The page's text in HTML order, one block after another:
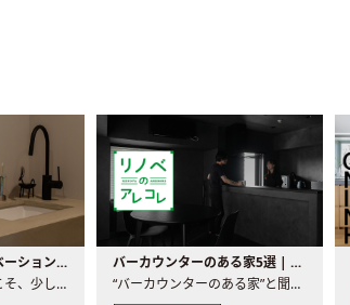
洗面所・洗面台リノベーションの事例と間取りアイデア
毎日使う場所だからこそ、少しの間取りの工夫や素材の選び方で..
バーカウンターのある家5選 | 日常に馴染む“距離の近い”キッチンとは
“バーカウンターのある家”と聞くと、少し特別な、大人のための..